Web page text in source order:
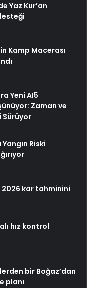
Yaz Kur’an
Kamp Macerası
Yeni AI5
Zaman ve
Sürüyor
Riski
2026 kar tahminini
hız kontrol
bir Boğaz’dan
planı